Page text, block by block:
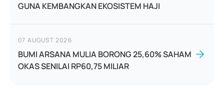
GUNA KEMBANGKAN EKOSISTEM HAJI
07 AUGUST 2026
BUMI ARSANA MULIA BORONG 25,60% SAHAM
OKAS SENILAI RP60,75 MILIAR